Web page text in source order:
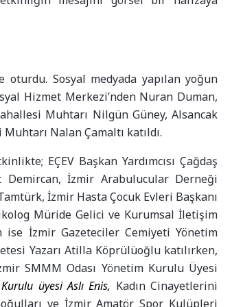
Sosyal medyada yapılan yoğun
Hizmet Merkezi’nden Nuran Duman,
Muhtarı Nilgün Güney, Alsancak
Nalan Çamaltı katıldı.
EÇEV Başkan Yardımcısı Çağdaş
İzmir Arabulucular Derneği
İzmir Hasta Çocuk Evleri Başkanı
Müride Gelici ve Kurumsal İletişim
ise İzmir Gazeteciler Cemiyeti Yönetim
Yazarı Atilla Köprülüoğlu katılırken,
SMMM Odası Yönetim Kurulu Üyesi
üyesi Aslı Enis, Kadın Cinayetlerini
ve İzmir Amatör Spor Kulüpleri